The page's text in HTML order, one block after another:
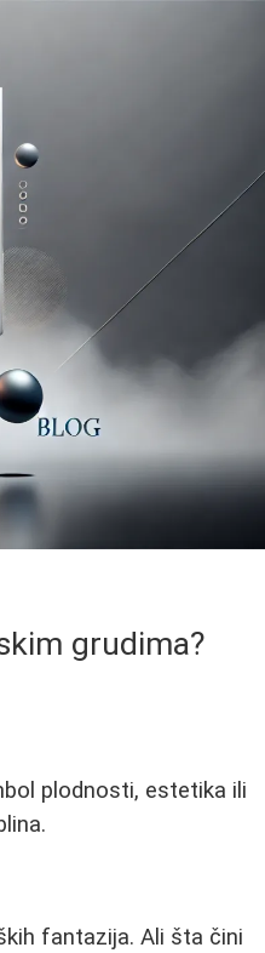
grudima?
plodnosti, estetika ili
fantazija. Ali šta čini